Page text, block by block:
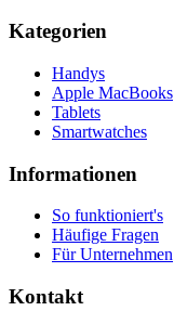
Kategorien
Handys
Apple MacBooks
Tablets
Smartwatches
Informationen
So funktioniert's
Häufige Fragen
Für Unternehmen
Kontakt